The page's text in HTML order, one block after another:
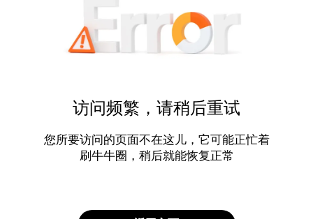
访问频繁，请稍后重试
您所要访问的页面不在这儿，它可能正忙着
刷牛牛圈，稍后就能恢复正常